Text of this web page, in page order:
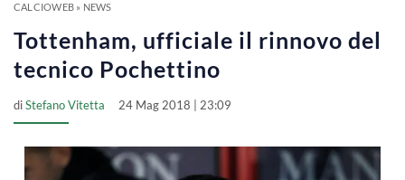
CALCIOWEB» NEWS
Tottenham, ufficiale il rinnovo del
tecnico Pochettino
diStefano Vitetta 24 Mag 2018 | 23:09